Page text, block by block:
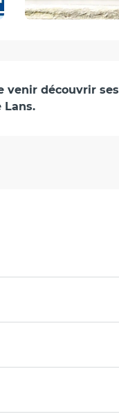
venir découvrir ses
Lans.